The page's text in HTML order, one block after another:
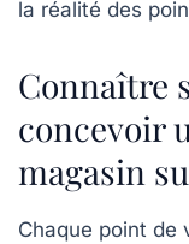
la réalité des
Connaître
concevoir
magasin
Chaque point de